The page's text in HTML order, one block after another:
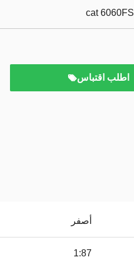
cat 6060FS
اطلب اقتباس
أصفر
1:87